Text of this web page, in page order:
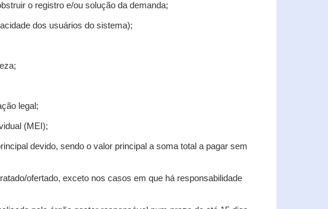
o registro e/ou solução da demanda;
dos usuários do sistema);
legal;
(MEI);
devido, sendo o valor principal a soma total a pagar sem
ofertado, exceto nos casos em que há responsabilidade